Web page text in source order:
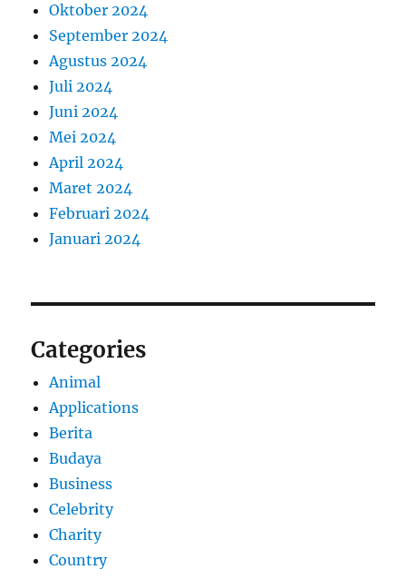
Oktober 2024
September 2024
Agustus 2024
Juli 2024
Juni 2024
Mei 2024
April 2024
Maret 2024
Februari 2024
Januari 2024
Categories
Animal
Applications
Berita
Budaya
Business
Celebrity
Charity
Country